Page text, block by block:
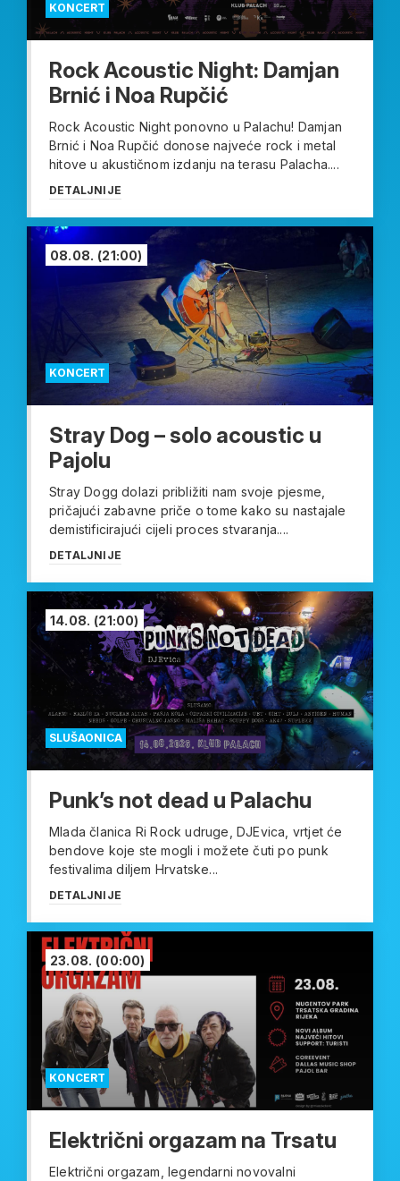
KONCERT
Rock Acoustic Night: Damjan
Brnić i Noa Rupčić
Rock Acoustic Night ponovno u Palachu! Damjan
Brnić i Noa Rupčić donose najveće rock i metal
hitove u akustičnom izdanju na terasu Palacha....
DETALJNIJE
KONCERT
08.08. (21:00)
Stray Dog – solo acoustic u
Pajolu
Stray Dogg dolazi približiti nam svoje pjesme,
pričajući zabavne priče o tome kako su nastajale
demistificirajući cijeli proces stvaranja....
DETALJNIJE
SLUŠAONICA
14.08. (21:00)
Punk’s not dead u Palachu
Mlada članica Ri Rock udruge, DJEvica, vrtjet će
bendove koje ste mogli i možete čuti po punk
festivalima diljem Hrvatske...
DETALJNIJE
KONCERT
23.08. (00:00)
Električni orgazam na Trsatu
Električni orgazam, legendarni novovalni